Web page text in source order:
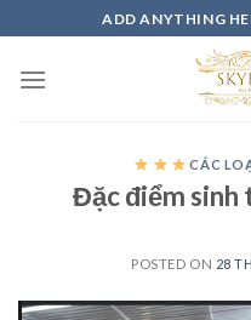
to
content
ADD ANYTHING
CÁC
Đặc điểm sinh
POSTED ON 28